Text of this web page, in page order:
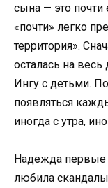
сына — это почти
«почти» легко
территория».
осталась на
Ингу с детьми.
появляться
иногда с утра,
Надежда первые
любила